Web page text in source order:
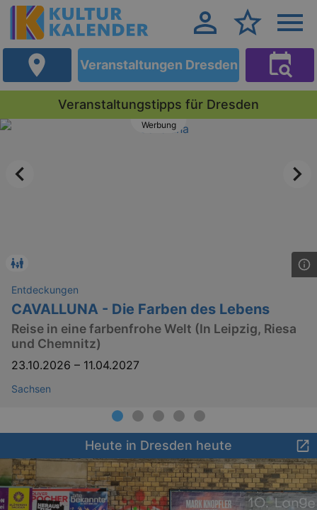
Veranstaltungen Dresden
Veranstaltungstipps für Dresden
Werbung
Entdeckungen
CAVALLUNA - Die Farben des Lebens
Reise in eine farbenfrohe Welt (In Leipzig, Riesa
und Chemnitz)
23.10.2026 – 11.04.2027
Sachsen
Heute in Dresden heute